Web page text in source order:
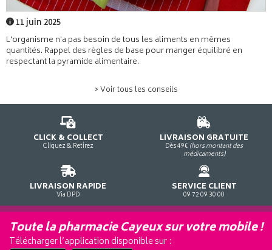
11 juin 2025
L'organisme n'a pas besoin de tous les aliments en mêmes
quantités. Rappel des règles de base pour manger équilibré en
respectant la pyramide alimentaire.
> Voir tous les conseils
CLICK & COLLECT
Cliquez & Retirez
LIVRAISON GRATUITE
Dès 49€ (hors montant des
médicaments)
LIVRAISON RAPIDE
Via DPD
SERVICE CLIENT
09 72 09 30 00
Toute la pharmacie Cayeux sur votre mobile !
Télécharger l’application disponible sur :